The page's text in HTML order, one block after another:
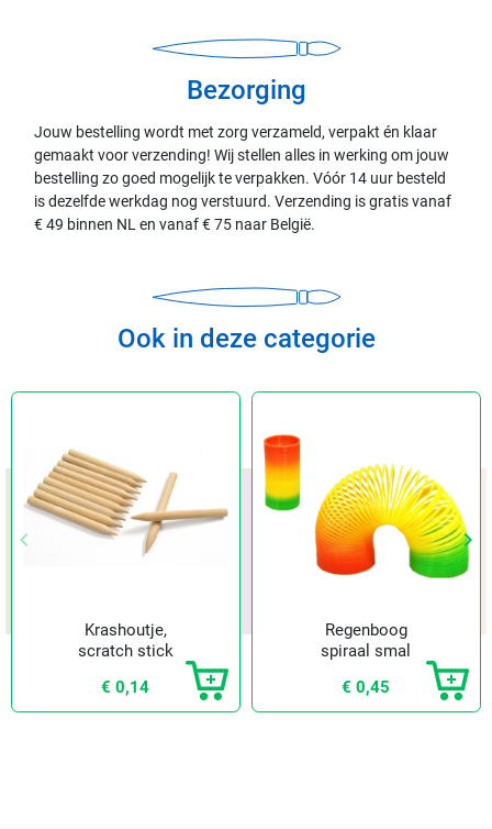
Bezorging
Jouw bestelling wordt met zorg verzameld, verpakt én klaar
gemaakt voor verzending! Wij stellen alles in werking om jouw
bestelling zo goed mogelijk te verpakken. Vóór 14 uur besteld
is dezelfde werkdag nog verstuurd. Verzending is gratis vanaf
€ 49 binnen NL en vanaf € 75 naar België.
Ook in deze categorie
Vorige
keyboard_arrow_left keyboard_arrow_right
Krashoutje,
scratch stick
€ 0,14
Regenboog
spiraal smal
€ 0,45